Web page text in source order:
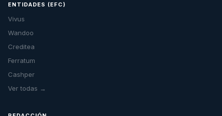
ENTIDADES (EFC)
Vivus
Wandoo
Creditea
Ferratum
Cashper
Ver todas →